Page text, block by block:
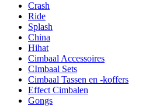
Crash
Ride
Splash
China
Hihat
Cimbaal Accessoires
CImbaal Sets
Cimbaal Tassen en -koffers
Effect Cimbalen
Gongs